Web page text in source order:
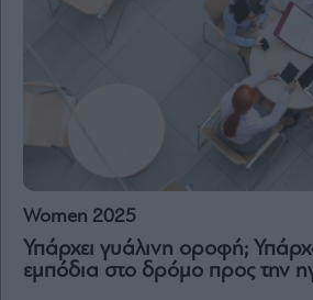
Women 2025
Υπάρχει γυάλινη οροφή;
εμπόδια στο δρόμο προς την